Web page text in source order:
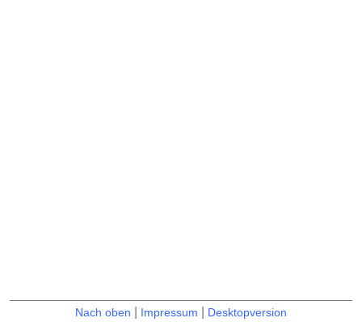
Nach oben Impressum Desktopversion